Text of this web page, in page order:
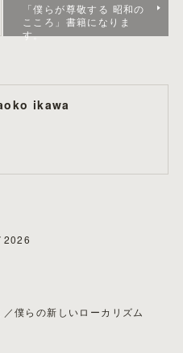
「僕らが尊敬する 昭和の
こころ」書籍になりま
す。
ikawa
2026
僕らの新しいローカリズム